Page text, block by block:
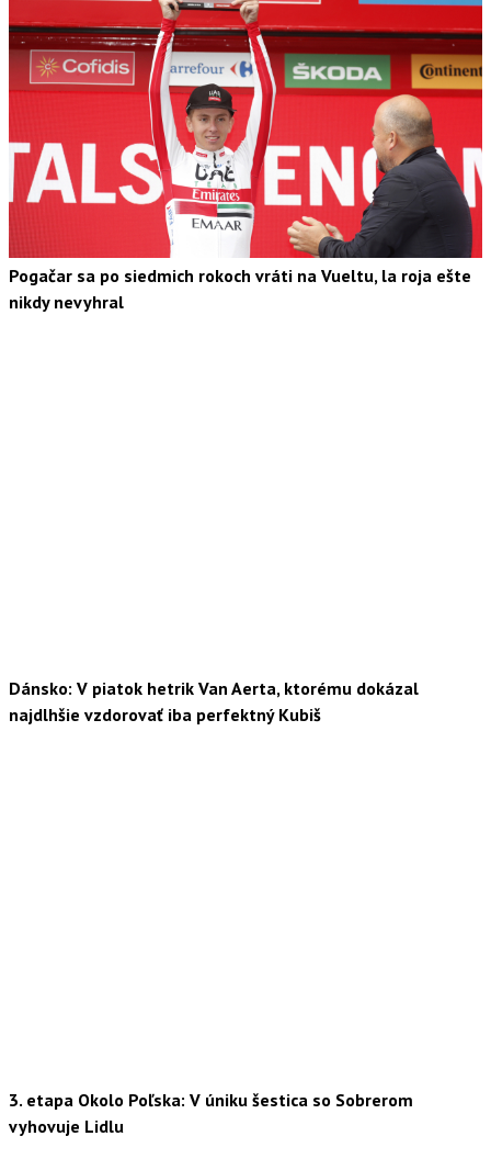
Pogačar sa po siedmich rokoch vráti na Vueltu, la roja ešte
nikdy nevyhral
Dánsko: V piatok hetrik Van Aerta, ktorému dokázal
najdlhšie vzdorovať iba perfektný Kubiš
3. etapa Okolo Poľska: V úniku šestica so Sobrerom
vyhovuje Lidlu